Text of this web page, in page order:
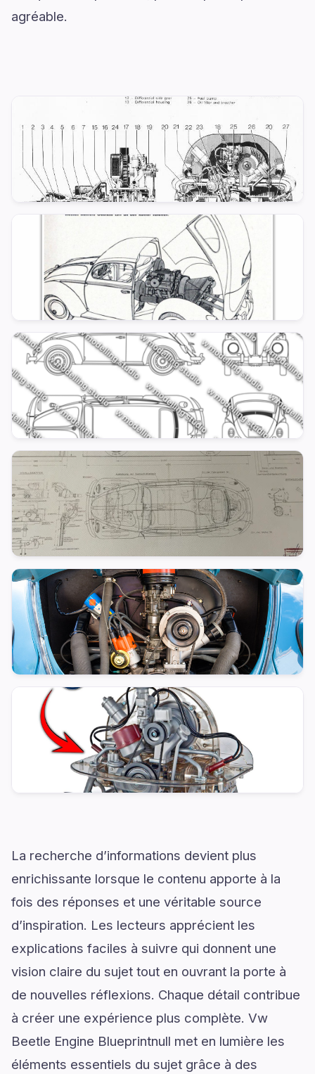
agréable.
La recherche d’informations devient plus
enrichissante lorsque le contenu apporte à la
fois des réponses et une véritable source
d’inspiration. Les lecteurs apprécient les
explications faciles à suivre qui donnent une
vision claire du sujet tout en ouvrant la porte à
de nouvelles réflexions. Chaque détail contribue
à créer une expérience plus complète. Vw
Beetle Engine Blueprintnull met en lumière les
éléments essentiels du sujet grâce à des